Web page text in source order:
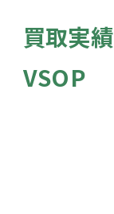
買取実
VSOP